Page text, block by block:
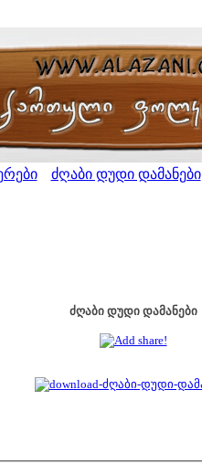
ძღაბი დუდი დამანები
ძღაბი დუდი დამანები